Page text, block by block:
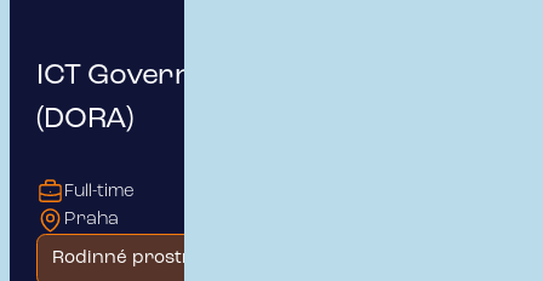
ICT Governance & Risk Manager
(DORA)
Full-time
Praha
Rodinné prostředí